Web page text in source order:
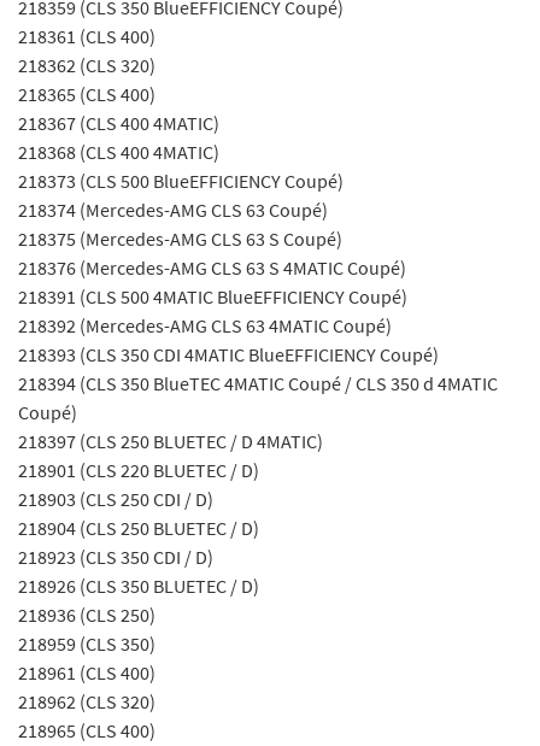
218359 (CLS 350 BlueEFFICIENCY Coupé)
218361 (CLS 400)
218362 (CLS 320)
218365 (CLS 400)
218367 (CLS 400 4MATIC)
218368 (CLS 400 4MATIC)
218373 (CLS 500 BlueEFFICIENCY Coupé)
218374 (Mercedes-AMG CLS 63 Coupé)
218375 (Mercedes-AMG CLS 63 S Coupé)
218376 (Mercedes-AMG CLS 63 S 4MATIC Coupé)
218391 (CLS 500 4MATIC BlueEFFICIENCY Coupé)
218392 (Mercedes-AMG CLS 63 4MATIC Coupé)
218393 (CLS 350 CDI 4MATIC BlueEFFICIENCY Coupé)
218394 (CLS 350 BlueTEC 4MATIC Coupé / CLS 350 d 4MATIC
Coupé)
218397 (CLS 250 BLUETEC / D 4MATIC)
218901 (CLS 220 BLUETEC / D)
218903 (CLS 250 CDI / D)
218904 (CLS 250 BLUETEC / D)
218923 (CLS 350 CDI / D)
218926 (CLS 350 BLUETEC / D)
218936 (CLS 250)
218959 (CLS 350)
218961 (CLS 400)
218962 (CLS 320)
218965 (CLS 400)